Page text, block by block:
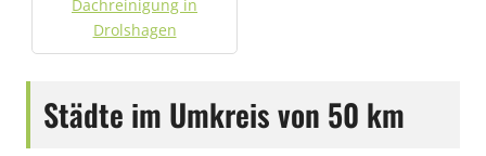
Dachreinigung in
Drolshagen
Städte im Umkreis von 50 km